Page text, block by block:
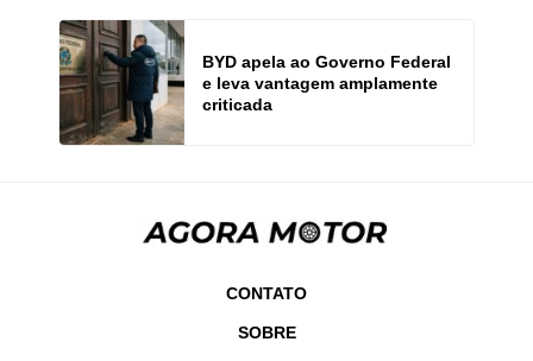
BYD apela ao Governo Federal
e leva vantagem amplamente
criticada
CONTATO
SOBRE